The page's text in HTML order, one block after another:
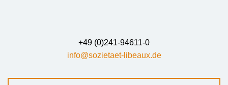
+49 (0)241-94611-0
info@sozietaet-libeaux.de